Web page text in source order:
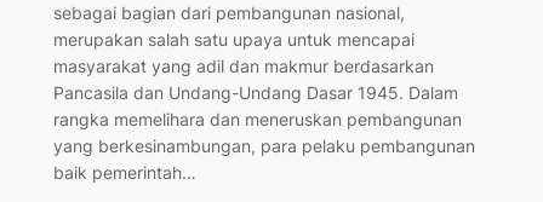
sebagai bagian dari pembangunan nasional,
merupakan salah satu upaya untuk mencapai
masyarakat yang adil dan makmur berdasarkan
Pancasila dan Undang-Undang Dasar 1945. Dalam
rangka memelihara dan meneruskan pembangunan
yang berkesinambungan, para pelaku pembangunan
baik pemerintah…